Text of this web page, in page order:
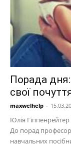
Порада
свої
maxwelhelp -
Юлія
До порад
навчальних